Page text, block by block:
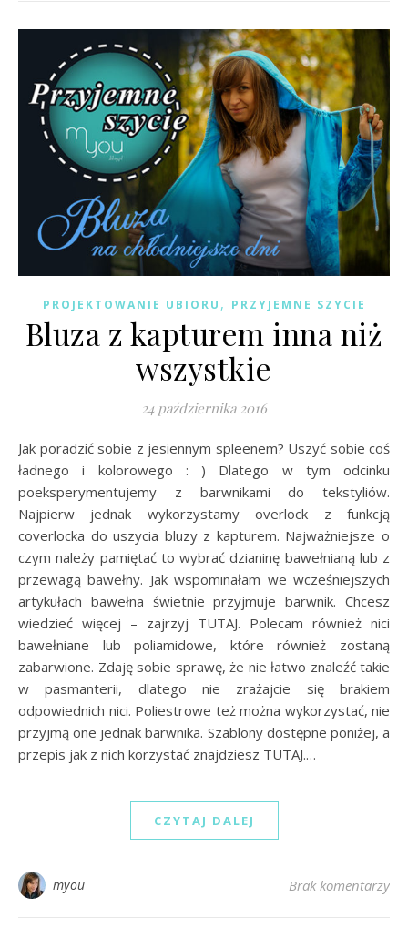
PROJEKTOWANIE UBIORU , PRZYJEMNE SZYCIE
Bluza z kapturem inna niż
wszystkie
24 października 2016
Jak poradzić sobie z jesiennym spleenem? Uszyć sobie coś
ładnego i kolorowego : ) Dlatego w tym odcinku
poeksperymentujemy z barwnikami do tekstyliów.
Najpierw jednak wykorzystamy overlock z funkcją
coverlocka do uszycia bluzy z kapturem. Najważniejsze o
czym należy pamiętać to wybrać dzianinę bawełnianą lub z
przewagą bawełny. Jak wspominałam we wcześniejszych
artykułach bawełna świetnie przyjmuje barwnik. Chcesz
wiedzieć więcej – zajrzyj TUTAJ. Polecam również nici
bawełniane lub poliamidowe, które również zostaną
zabarwione. Zdaję sobie sprawę, że nie łatwo znaleźć takie
w pasmanterii, dlatego nie zrażajcie się brakiem
odpowiednich nici. Poliestrowe też można wykorzystać, nie
przyjmą one jednak barwnika. Szablony dostępne poniżej, a
przepis jak z nich korzystać znajdziesz TUTAJ.…
CZYTAJ DALEJ
myou Brak komentarzy